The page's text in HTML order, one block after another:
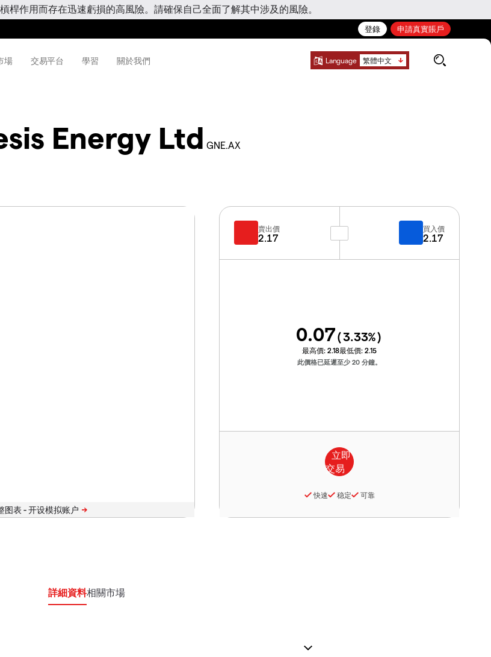
桿作用而存在迅速虧損的高風險。請確保自己全面了解其中涉及的風險。
登錄 申請真實賬戶
場 交易平台 學習 關於我們 Language 繁體中文
Energy Ltd GNE.AX
賣出價
2.17
買入價
2.17
0.07(3.33%)
最高價: 2.18最低價: 2.15
此價格已延遲至少 20 分鐘。
快速 稳定 可靠
詳細資料相關市場